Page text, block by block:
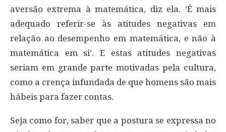
aversão extrema à matemática, diz ela. ‘É mais
adequado referir-se às atitudes negativas em
relação ao desempenho em matemática, e não à
matemática em si’. E estas atitudes negativas
seriam em grande parte motivadas pela cultura,
como a crença infundada de que homens são mais
hábeis para fazer contas.
Seja como for, saber que a postura se expressa no